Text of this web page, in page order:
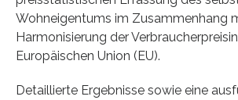
Wohneigentums im Zusammenhang
Harmonisierung der
Europäischen Union (EU).
Detaillierte Ergebnisse sowie eine